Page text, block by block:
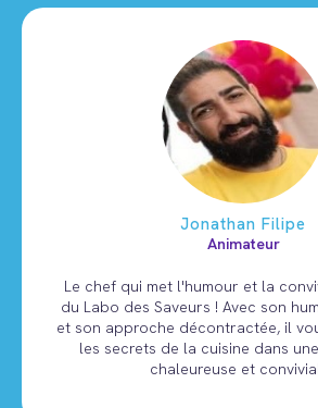
Jonathan Filipe
Animateur
Le chef qui met l'humour et la
du Labo des Saveurs ! Avec son
et son approche décontractée, il
les secrets de la cuisine dans
chaleureuse et